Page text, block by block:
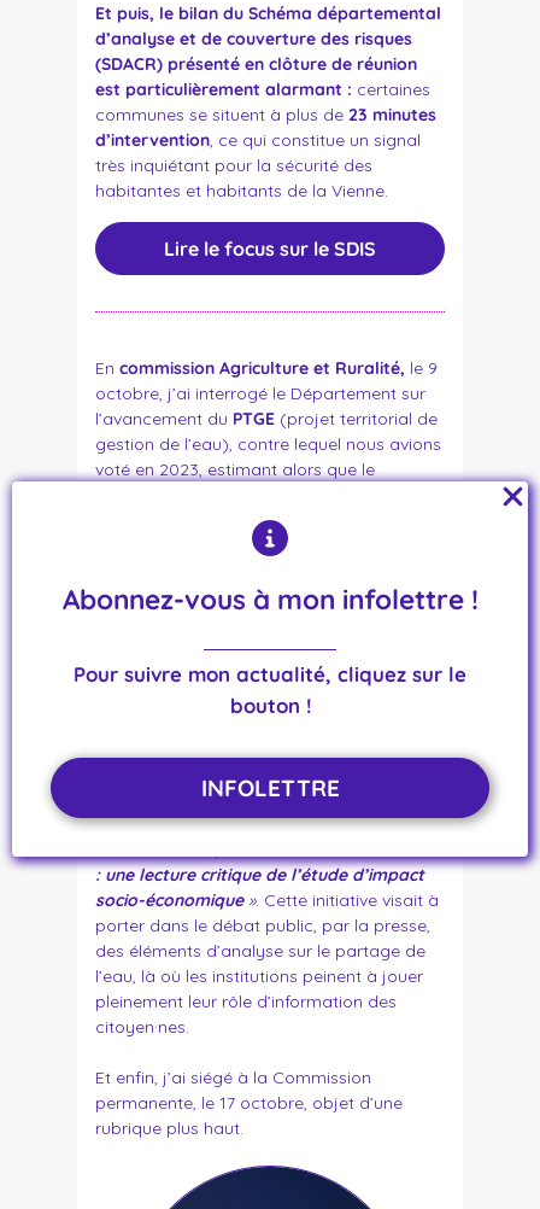
Abonnez-vous à mon infolettre !
Pour suivre mon actualité, cliquez sur le
bouton !
INFOLETTRE
Et puis, le bilan du Schéma départemental
d’analyse et de couverture des risques
(SDACR) présenté en clôture de réunion
est particulièrement alarmant : certaines
communes se situent à plus de 23 minutes
d’intervention, ce qui constitue un signal
très inquiétant pour la sécurité des
habitantes et habitants de la Vienne.
Lire le focus sur le SDIS
En commission Agriculture et Ruralité, le 9
octobre, j’ai interrogé le Département sur
l’avancement du PTGE(projet territorial de
gestion de l’eau), contre lequel nous avions
voté en 2023, estimant alors que le
apportées’est limitée
information sur la nature des échanges en
manière de répondre illustre une
persistante sur un enjeu pourtant central
pour l’avenir de l’eau dans notre territoire.
Le 29 octobre, le collectif Bassines non
merci (BNM)a ainsi organisé une
: une lecture critique de l’étude d’impact
socio-économique». Cette initiative visait à
porter dans le débat public, par la presse,
des éléments d’analyse sur le partage de
l’eau, là où les institutions peinent à jouer
pleinement leur rôle d’information des
citoyen·nes.
Et enfin, j’ai siégé à la Commission
permanente, le 17 octobre, objet d’une
rubrique plus haut.